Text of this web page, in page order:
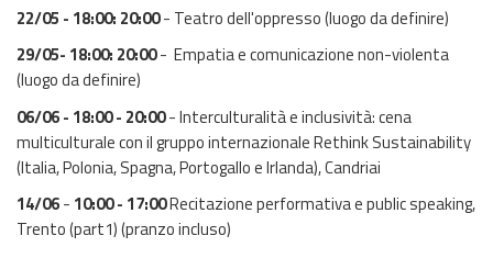
22/05 - 18:00: 20:00- Teatro dell'oppresso (luogo da definire)
29/05- 18:00: 20:00- Empatia e comunicazione non-violenta
(luogo da definire)
06/06 - 18:00 - 20:00- Interculturalità e inclusività: cena
multiculturale con il gruppo internazionale Rethink Sustainability
(Italia, Polonia, Spagna, Portogallo e Irlanda), Candriai
14/06- 10:00 - 17:00Recitazione performativa e public speaking,
Trento (part1) (pranzo incluso)